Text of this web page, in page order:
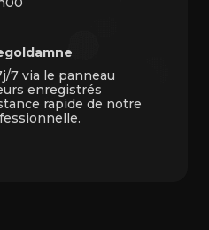
7 via le panneau
enregistrés
rapide de notre